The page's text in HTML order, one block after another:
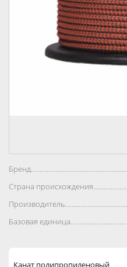
Страна
Базовая
Канат полипропиленовый